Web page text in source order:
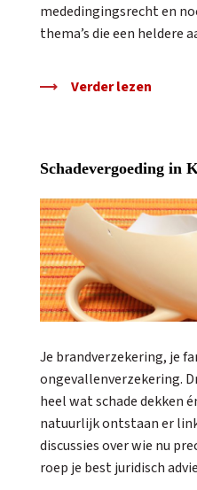
mededingingsrecht en
thema’s die een heldere
Verder lezen
Schadevergoeding in
Je brandverzekering, je
ongevallenverzekering.
heel wat schade dekken
natuurlijk ontstaan er
discussies over wie nu
roep je best juridisch